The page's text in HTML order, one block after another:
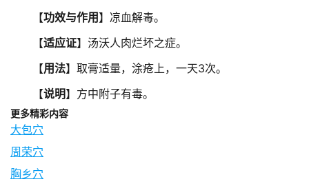
【功效与作用】凉血解毒。
【适应证】汤沃人肉烂坏之症。
【用法】取膏适量，涂疮上，一天3次。
【说明】方中附子有毒。
更多精彩内容
大包穴
周荣穴
胸乡穴